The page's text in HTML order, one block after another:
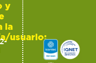
y
la
usuario: